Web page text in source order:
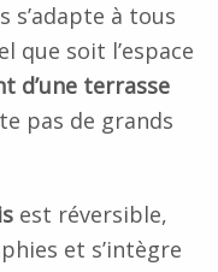
s’adapte à tous
que soit l’espace
d’une terrasse
pas de grands
est réversible,
et s’intègre